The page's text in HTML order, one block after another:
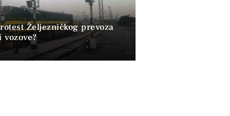
Željezničkog prevoza
vozove?